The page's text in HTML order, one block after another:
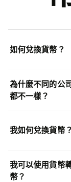
如何兌換貨幣？
為什麼不同的公
都不一樣？
我如何兌換貨幣？
我可以使用貨幣
幣？